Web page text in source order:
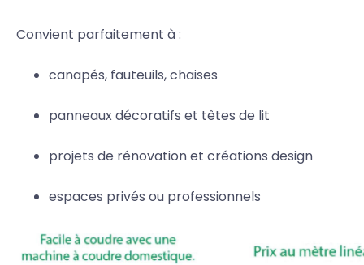
Convient parfaitement à :
canapés, fauteuils, chaises
panneaux décoratifs et têtes de lit
projets de rénovation et créations design
espaces privés ou professionnels